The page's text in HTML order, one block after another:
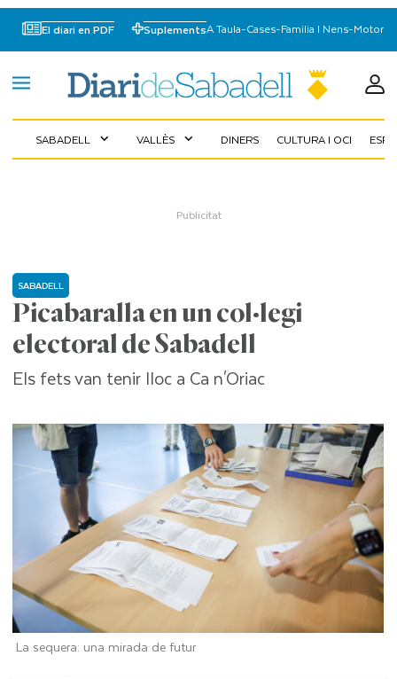
El diari en PDF SuplementsA Taula-Cases-Familia I Nens-Motor
SABADELL expand_more VALLÈS expand_more DINERS CULTURA I OCI
Picabaralla en un col·legi
electoral de Sabadell
SABADELL
Els fets van tenir lloc a Ca n'Oriac
La sequera: una mirada de futur